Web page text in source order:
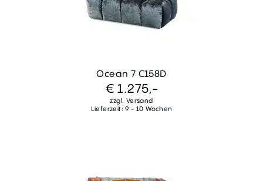
Ocean 7 C158D
€ 1.275,-
zzgl. Versand
Lieferzeit: 9 - 10 Wochen